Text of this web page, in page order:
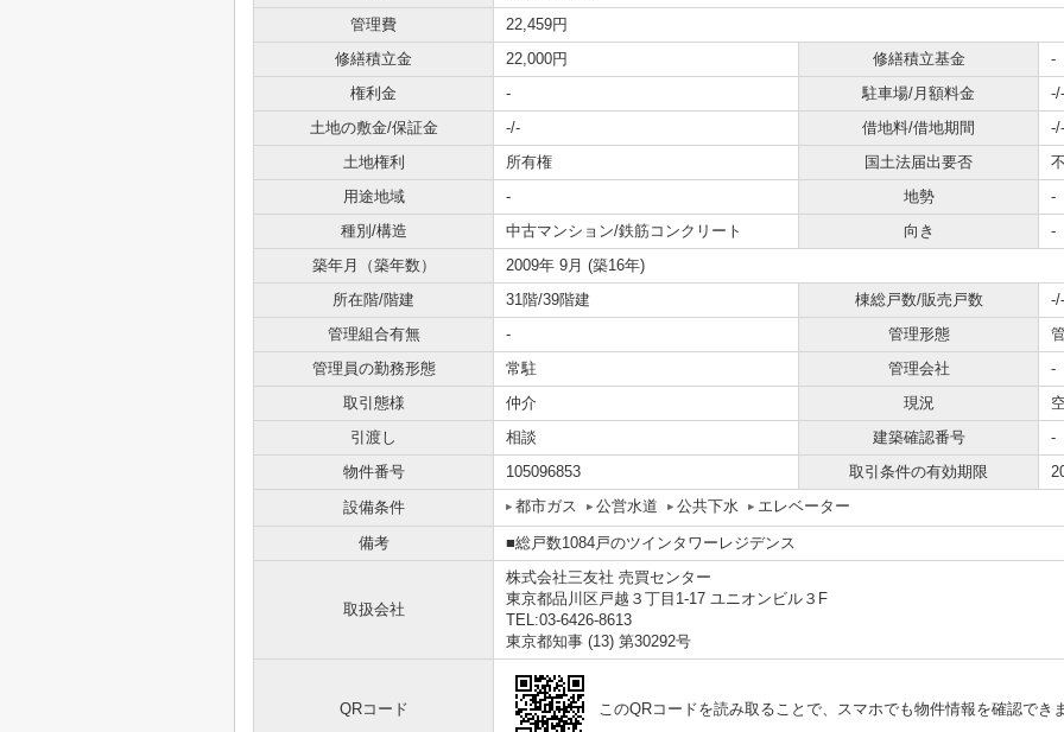
管理費
22,459円
修繕積立金
22,000円 修繕積立基金
-
権利金
- 駐車場/月額料金
-/-
土地の敷金/保証金
-/- 借地料/借地期間
-/-
土地権利
所有権 国土法届出要否
用途地域
- 地勢
-
種別/構造
中古マンション/鉄筋コンクリート 向き
-
築年月（築年数）
2009年 9月 (築16年)
所在階/階建
31階/39階建 棟総戸数/販売戸数
-/-
管理組合有無
- 管理形態
管理員の勤務形態
常駐 管理会社
-
取引態様
仲介 現況
引渡し
相談 建築確認番号
-
物件番号
105096853 取引条件の有効期限
設備条件
都市ガス 公営水道 公共下水 エレベーター
備考 ■総戸数1084戸のツインタワーレジデンス
取扱会社
株式会社三友社 売買センター
東京都品川区戸越３丁目1-17 ユニオンビル３F
TEL:03-6426-8613
東京都知事 (13) 第30292号
QRコード このQRコードを読み取ることで、スマホでも物件情報を確認でき